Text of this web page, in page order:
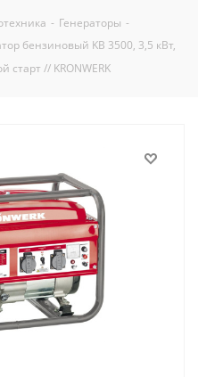
- Генераторы -
бензиновый KB 3500, 3,5 кВт,
старт // KRONWERK